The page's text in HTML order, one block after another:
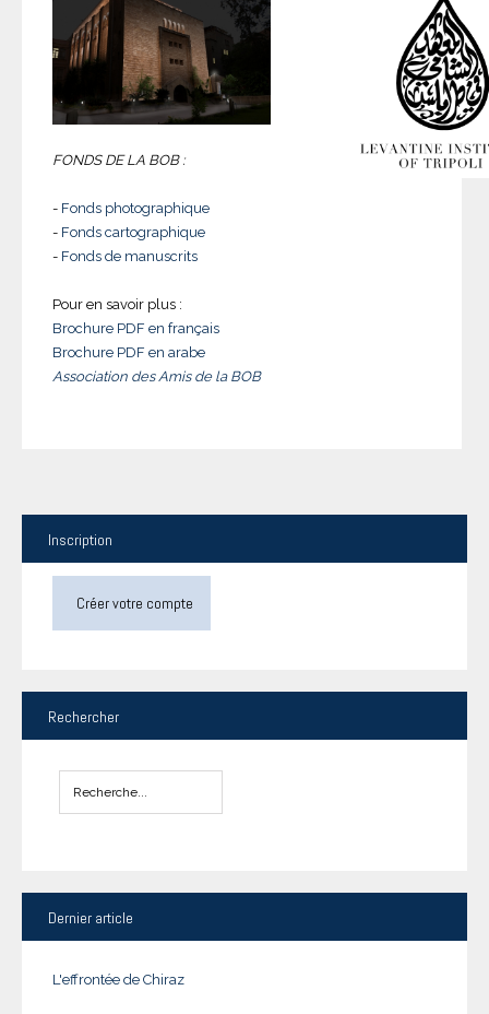
FONDS DE LA BOB :
- Fonds photographique
- Fonds cartographique
- Fonds de manuscrits
Pour en savoir plus :
Brochure PDF en français
Brochure PDF en arabe
Association des Amis de la BOB
Inscription
Créer votre compte
Rechercher
Dernier article
L'effrontée de Chiraz